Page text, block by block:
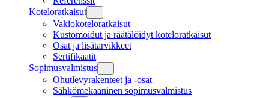
Koteloratkaisut
Vakiokoteloratkaisut
Kustomoidut ja räätälöidyt koteloratkaisut
Osat ja lisätarvikkeet
Sertifikaatit
Sopimusvalmistus
Ohutlevyrakenteet ja -osat
Sähkömekaaninen sopimusvalmistus